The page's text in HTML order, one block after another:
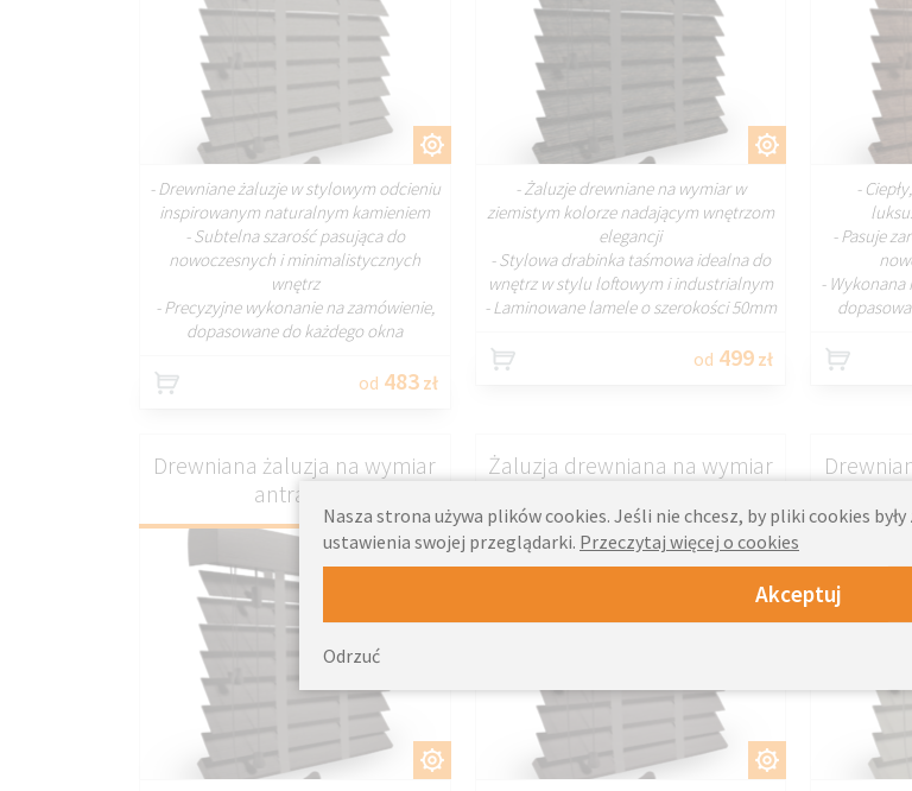
DOSTOSUJ
- Drewniane żaluzje w stylowym odcieniu
inspirowanym naturalnym kamieniem
- Subtelna szarość pasująca do
nowoczesnych i minimalistycznych
wnętrz
- Precyzyjne wykonanie na zamówienie,
dopasowane do każdego okna
od 483zł
DOSTOSUJ
- Żaluzje drewniane na wymiar w
ziemistym kolorze nadającym wnętrzom
elegancji
- Stylowa drabinka taśmowa idealna do
wnętrz w stylu loftowym i industrialnym
- Laminowane lamele o szerokości 50mm
od 499 zł
-
- Pasuje
- Wykonana
DOSTOSUJ
Drewniana żaluzja na wymiar
antracyt
DOSTOSUJ
Żaluzja drewniana na wymiar
Nasza strona używa plików cookies. Jeśli nie chcesz, by pliki cookies
ustawienia swojej przeglądarki. Przeczytaj więcej o cookies
Akceptuj
Odrzuć